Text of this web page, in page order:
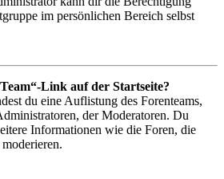
im persönlichen Bereich selbst
Link auf der Startseite?
du eine Auflistung des Forenteams,
der Moderatoren. Du
Informationen wie die Foren, die